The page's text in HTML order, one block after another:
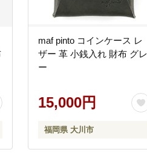
maf pinto コインケース レ
ザー 革 小銭入れ 財布 グレ
ー
15,000円
福岡県 大川市